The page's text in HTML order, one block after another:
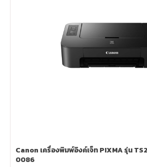
Canon เครื่องพิมพ์อิงค์เจ็ท PIXMA รุ่น
0086